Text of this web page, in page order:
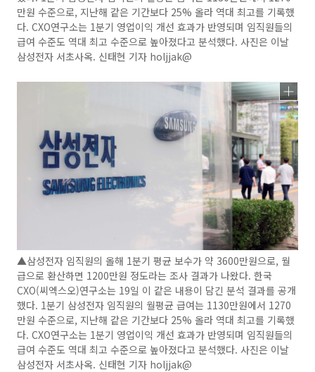
만원 수준으로, 지난해 같은 기간보다 25% 올라 역대 최고를 기록했
다. CXO연구소는 1분기 영업이익 개선 효과가 반영되며 임직원들의
급여 수준도 역대 최고 수준으로 높아졌다고 분석했다. 사진은 이날
삼성전자 서초사옥. 신태현 기자 holjjak@
▲삼성전자 임직원의 올해 1분기 평균 보수가 약 3600만원으로, 월
급으로 환산하면 1200만원 정도라는 조사 결과가 나왔다. 한국
CXO(씨엑스오)연구소는 19일 이 같은 내용이 담긴 분석 결과를 공개
했다. 1분기 삼성전자 임직원의 월평균 급여는 1130만원에서 1270
만원 수준으로, 지난해 같은 기간보다 25% 올라 역대 최고를 기록했
다. CXO연구소는 1분기 영업이익 개선 효과가 반영되며 임직원들의
급여 수준도 역대 최고 수준으로 높아졌다고 분석했다. 사진은 이날
삼성전자 서초사옥. 신태현 기자 holjjak@